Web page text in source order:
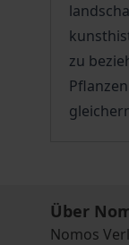
zu
Über
Nomos